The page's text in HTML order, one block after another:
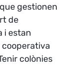
gestionen
de
i estan
cooperativa
colònies